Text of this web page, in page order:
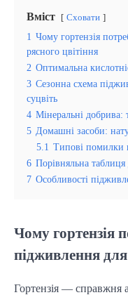
Вміст Сховати
1 Чому гортензія
рясного цвітіння
2 Оптимальна
3 Сезонна схема
суцвіть
4 Мінеральні добрива:
5 Домашні засоби:
5.1 Типові помилки
6 Порівняльна таблиця
7 Особливості
Чому гортензія
підживлення для
Гортензія — справжня